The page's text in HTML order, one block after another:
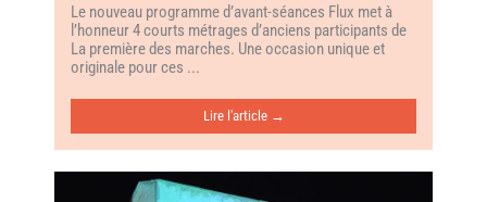
Le nouveau programme d’avant-séances Flux met à
l’honneur 4 courts métrages d’anciens participants de
La première des marches. Une occasion unique et
originale pour ces ...
Lire l'article →